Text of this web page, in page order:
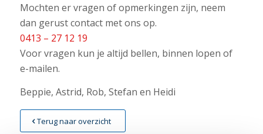
Mochten er vragen of opmerkingen zijn, neem
dan gerust contact met ons op.
0413 – 27 12 19
Voor vragen kun je altijd bellen, binnen lopen of
e-mailen.
Beppie, Astrid, Rob, Stefan en Heidi
Terug naar overzicht